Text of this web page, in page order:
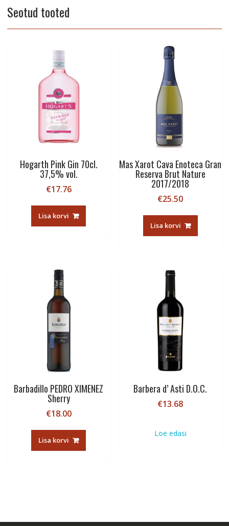
Seotud tooted
Hogarth Pink Gin 70cl.
37,5% vol.
€17.76
Lisa korvi
Mas Xarot Cava Enoteca Gran
Reserva Brut Nature
2017/2018
€25.50
Lisa korvi
Barbadillo PEDRO XIMENEZ
Sherry
€18.00
Lisa korvi
Barbera d’ Asti D.O.C.
€13.68
Loe edasi